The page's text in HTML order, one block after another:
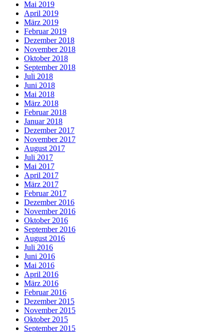
Mai 2019
April 2019
März 2019
Februar 2019
Dezember 2018
November 2018
Oktober 2018
September 2018
Juli 2018
Juni 2018
Mai 2018
März 2018
Februar 2018
Januar 2018
Dezember 2017
November 2017
August 2017
Juli 2017
Mai 2017
April 2017
März 2017
Februar 2017
Dezember 2016
November 2016
Oktober 2016
September 2016
August 2016
Juli 2016
Juni 2016
Mai 2016
April 2016
März 2016
Februar 2016
Dezember 2015
November 2015
Oktober 2015
September 2015